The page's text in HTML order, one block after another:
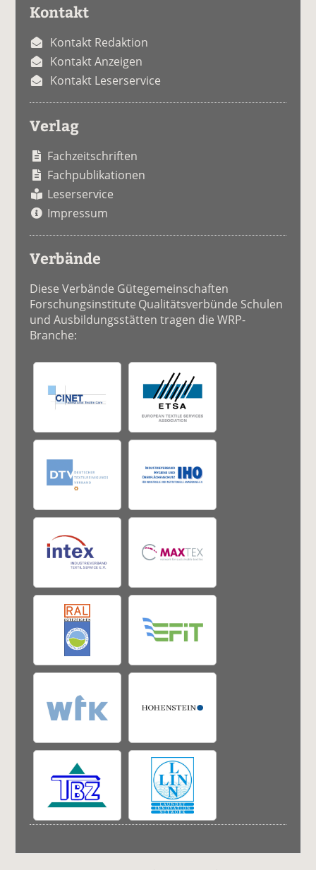
Kontakt
Kontakt Redaktion
Kontakt Anzeigen
Kontakt Leserservice
Verlag
Fachzeitschriften
Fachpublikationen
Leserservice
Impressum
Verbände
Diese Verbände Gütegemeinschaften
Forschungsinstitute Qualitätsverbünde Schulen
und Ausbildungsstätten tragen die WRP-
Branche: